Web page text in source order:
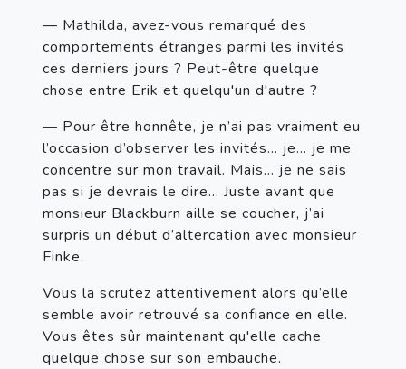
— Mathilda, avez-vous remarqué des
comportements étranges parmi les invités
ces derniers jours ? Peut-être quelque
chose entre Erik et quelqu'un d'autre ?
— Pour être honnête, je n’ai pas vraiment eu
l’occasion d’observer les invités... je... je me
concentre sur mon travail. Mais... je ne sais
pas si je devrais le dire... Juste avant que
monsieur Blackburn aille se coucher, j’ai
surpris un début d’altercation avec monsieur
Finke.
Vous la scrutez attentivement alors qu’elle
semble avoir retrouvé sa confiance en elle.
Vous êtes sûr maintenant qu'elle cache
quelque chose sur son embauche.